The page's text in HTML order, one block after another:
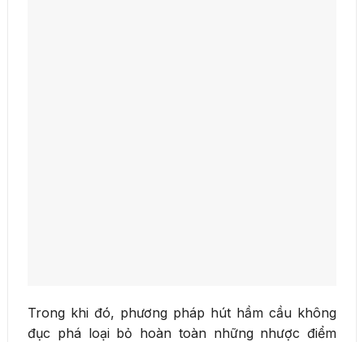
Trong khi đó, phương pháp hút hầm cầu không
đục phá loại bỏ hoàn toàn những nhược điểm